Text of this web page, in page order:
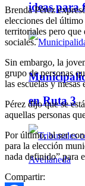
ideas para
en Ruta 3
Brenda Pérez
elecciones del
territoriales pero que
sociales.
Sin embargo, la
grupo de personas
las escuelas y
Pérez dijo que se
aquellas personas
Por último, al ser
para la elección
nada definido” para
Compartir: